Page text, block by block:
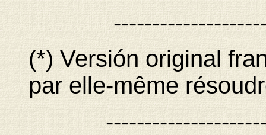
(*) Versión original
par elle-même